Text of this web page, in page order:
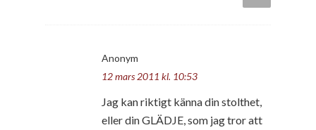
Anonym
12 mars 2011 kl. 10:53
Jag kan riktigt känna din stolthet,
eller din GLÄDJE, som jag tror att